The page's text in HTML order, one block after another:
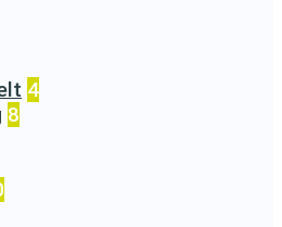
4
8